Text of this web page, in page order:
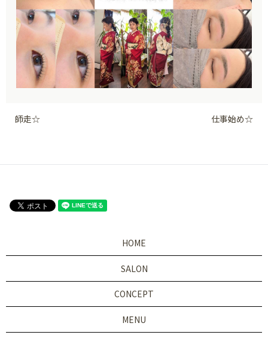
師走☆ 仕事始め☆
HOME
SALON
CONCEPT
MENU